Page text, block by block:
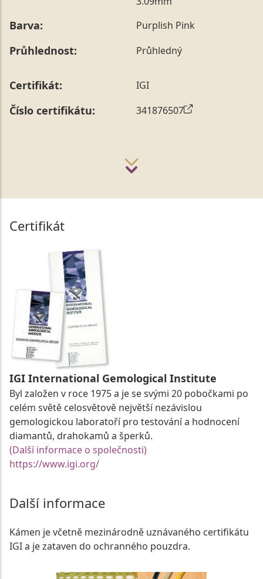
Barva: Purplish Pink
Průhlednost: Průhledný
Certifikát: IGI
Číslo certifikátu: 341876507
Certifikát
IGI International Gemological Institute
Byl založen v roce 1975 a je se svými 20 pobočkami po
celém světě celosvětově největší nezávislou
gemologickou laboratoří pro testování a hodnocení
diamantů, drahokamů a šperků.
(Další informace o společnosti)
https://www.igi.org/
Další informace
Kámen je včetně mezinárodně uznávaného certifikátu
IGI a je zataven do ochranného pouzdra.